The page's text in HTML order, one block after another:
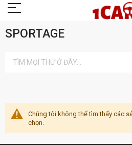
SPORTAGE
Chúng tôi không thể tìm thấy các
chọn.